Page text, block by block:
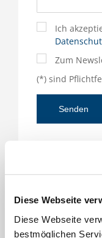
Diese Webseite
Diese Webseite
bestmöglichen
Ich
Zum
(*) sind
Für das Produkt